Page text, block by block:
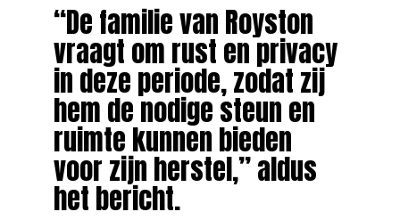
“De familie van Royston
vraagt om rust en privacy
in deze periode, zodat zij
hem de nodige steun en
ruimte kunnen bieden
voor zijn herstel,” aldus
het bericht.